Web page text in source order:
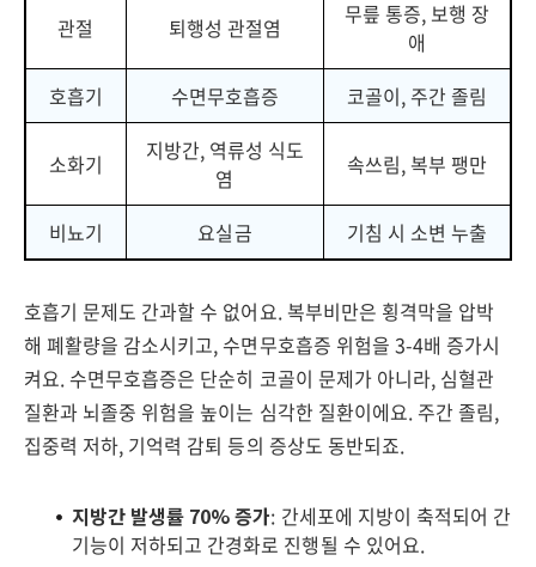
관절 퇴행성 관절염
무릎 통증, 보행 장
애
호흡기
수면무호흡증 코골이, 주간 졸림
소화기
지방간, 역류성 식도
염
속쓰림, 복부 팽만
비뇨기 요실금 기침 시 소변 누출
호흡기 문제도 간과할 수 없어요. 복부비만은 횡격막을 압박
해 폐활량을 감소시키고, 수면무호흡증 위험을 3-4배 증가시
켜요. 수면무호흡증은 단순히 코골이 문제가 아니라, 심혈관
질환과 뇌졸중 위험을 높이는 심각한 질환이에요. 주간 졸림,
집중력 저하, 기억력 감퇴 등의 증상도 동반되죠.
지방간 발생률 70% 증가: 간세포에 지방이 축적되어 간
기능이 저하되고 간경화로 진행될 수 있어요.